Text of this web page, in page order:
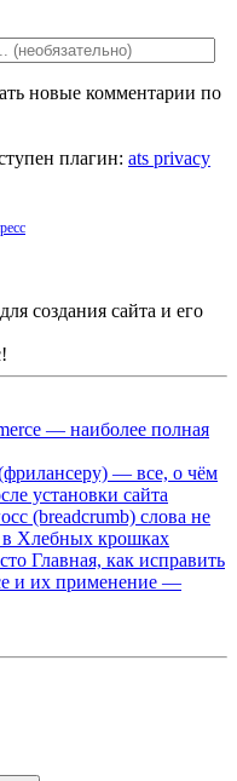
новые комментарии по
плагин: ats privacy
создания сайта и его
— наиболее полная
— все, о чём
установки сайта
(breadcrumb) слова не
в Хлебных крошках
Главная, как исправить
и их применение —